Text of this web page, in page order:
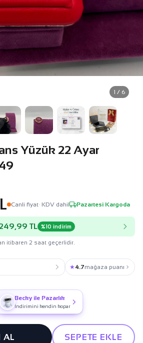
1 / 6
Yüzük 22 Ayar
Canli fiyat· KDV dahil Pazartesi Kargoda
TL %10 indirim
itibaren 2 saat geçerlidir.
★4.7mağaza puanı
Becky ile Pazarlık
İndirimini kendin kopar
AL SEPETE EKLE